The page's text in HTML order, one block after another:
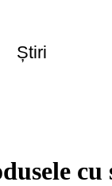
Știri